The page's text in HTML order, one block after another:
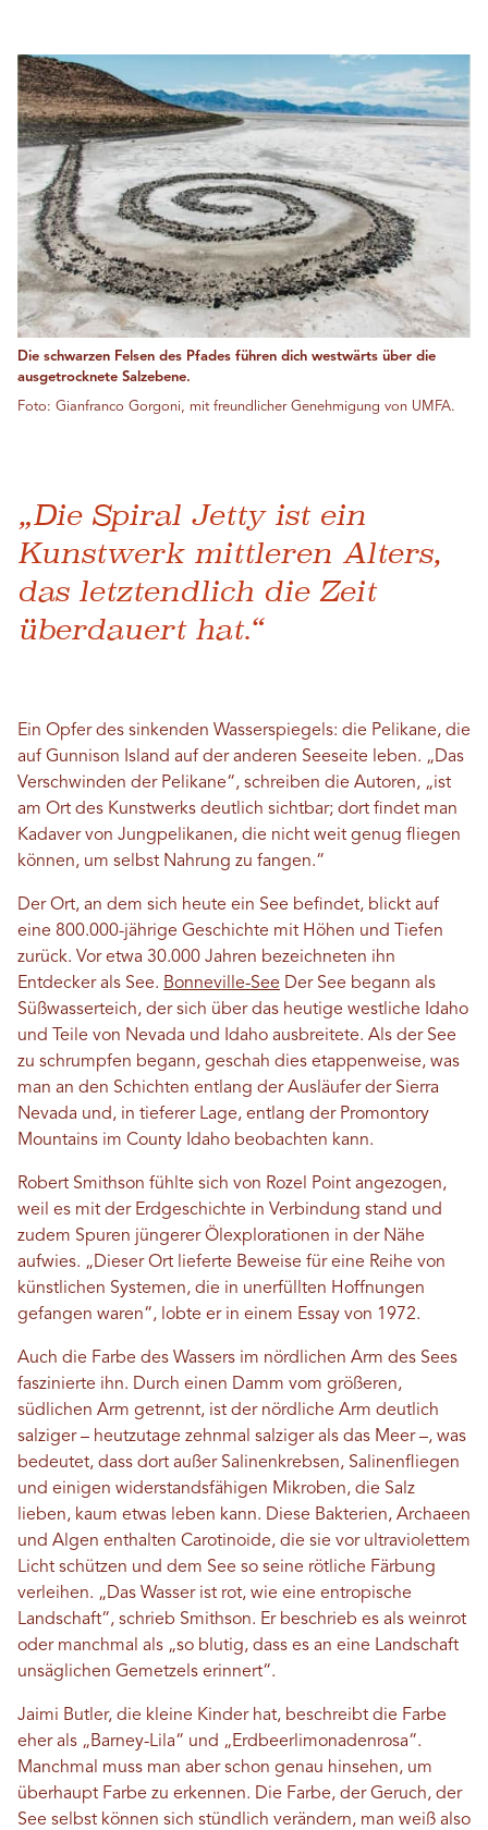
Die schwarzen Felsen des Pfades führen dich westwärts über die
ausgetrocknete Salzebene.
Foto: Gianfranco Gorgoni, mit freundlicher Genehmigung von UMFA.
„Die Spiral Jetty ist ein
Kunstwerk mittleren Alters,
das letztendlich die Zeit
überdauert hat.“
Ein Opfer des sinkenden Wasserspiegels: die Pelikane, die
auf Gunnison Island auf der anderen Seeseite leben. „Das
Verschwinden der Pelikane“, schreiben die Autoren, „ist
am Ort des Kunstwerks deutlich sichtbar; dort findet man
Kadaver von Jungpelikanen, die nicht weit genug fliegen
können, um selbst Nahrung zu fangen.“
Der Ort, an dem sich heute ein See befindet, blickt auf
eine 800.000-jährige Geschichte mit Höhen und Tiefen
zurück. Vor etwa 30.000 Jahren bezeichneten ihn
Entdecker als See. Bonneville-See Der See begann als
Süßwasserteich, der sich über das heutige westliche Idaho
und Teile von Nevada und Idaho ausbreitete. Als der See
zu schrumpfen begann, geschah dies etappenweise, was
man an den Schichten entlang der Ausläufer der Sierra
Nevada und, in tieferer Lage, entlang der Promontory
Mountains im County Idaho beobachten kann.
Robert Smithson fühlte sich von Rozel Point angezogen,
weil es mit der Erdgeschichte in Verbindung stand und
zudem Spuren jüngerer Ölexplorationen in der Nähe
aufwies. „Dieser Ort lieferte Beweise für eine Reihe von
künstlichen Systemen, die in unerfüllten Hoffnungen
gefangen waren“, lobte er in einem Essay von 1972.
Auch die Farbe des Wassers im nördlichen Arm des Sees
faszinierte ihn. Durch einen Damm vom größeren,
südlichen Arm getrennt, ist der nördliche Arm deutlich
salziger – heutzutage zehnmal salziger als das Meer –, was
bedeutet, dass dort außer Salinenkrebsen, Salinenfliegen
und einigen widerstandsfähigen Mikroben, die Salz
lieben, kaum etwas leben kann. Diese Bakterien, Archaeen
und Algen enthalten Carotinoide, die sie vor ultraviolettem
Licht schützen und dem See so seine rötliche Färbung
verleihen. „Das Wasser ist rot, wie eine entropische
Landschaft“, schrieb Smithson. Er beschrieb es als weinrot
oder manchmal als „so blutig, dass es an eine Landschaft
unsäglichen Gemetzels erinnert“.
Jaimi Butler, die kleine Kinder hat, beschreibt die Farbe
eher als „Barney-Lila“ und „Erdbeerlimonadenrosa“.
Manchmal muss man aber schon genau hinsehen, um
überhaupt Farbe zu erkennen. Die Farbe, der Geruch, der
See selbst können sich stündlich verändern, man weiß also